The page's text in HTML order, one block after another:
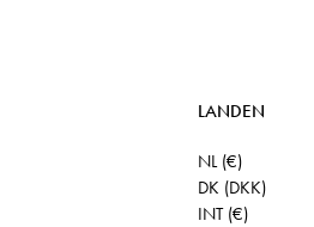
LANDEN
NL (€)
DK (DKK)
INT (€)